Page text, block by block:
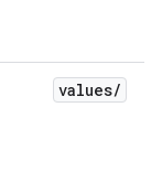
values/